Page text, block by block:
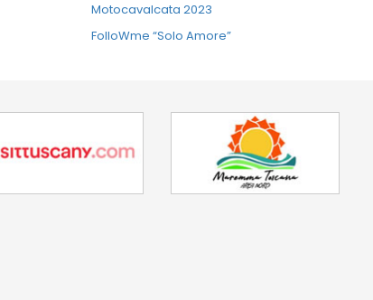
Motocavalcata 2023
FolloWme “Solo Amore”